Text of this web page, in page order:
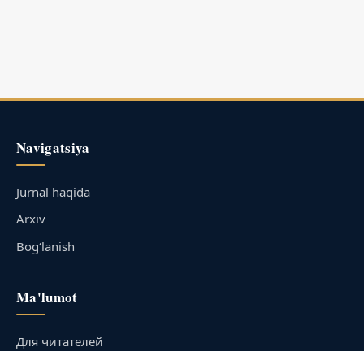
Navigatsiya
Jurnal haqida
Arxiv
Bog‘lanish
Ma'lumot
Для читателей